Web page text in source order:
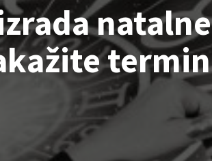
natalne
termin